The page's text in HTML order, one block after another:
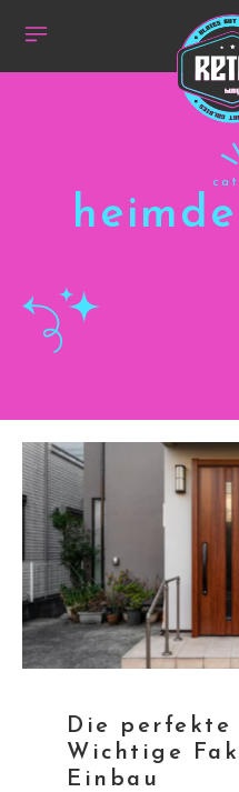
Die perfekte
Wichtige
Einbau